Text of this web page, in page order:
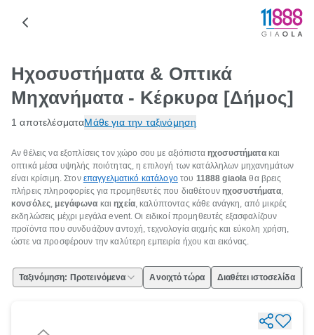
Ηχοσυστήματα & Οπτικά
Μηχανήματα - Κέρκυρα [Δήμος]
1 αποτελέσματαΜάθε για την ταξινόμηση
Αν θέλεις να εξοπλίσεις τον χώρο σου με αξιόπιστα ηχοσυστήματακαι
οπτικά μέσα υψηλής ποιότητας, η επιλογή των κατάλληλων μηχανημάτων
είναι κρίσιμη. Στον επαγγελματικό κατάλογοτου 11888giaola θα βρεις
πλήρεις πληροφορίες για προμηθευτές που διαθέτουνηχοσυστήματα,
κονσόλες, μεγάφωνα καιηχεία, καλύπτοντας κάθε ανάγκη, από μικρές
εκδηλώσεις μέχρι μεγάλα event. Οι ειδικοί προμηθευτές εξασφαλίζουν
προϊόντα που συνδυάζουν αντοχή, τεχνολογία αιχμής και εύκολη χρήση,
ώστε να προσφέρουν την καλύτερη εμπειρία ήχου και εικόνας.
Ταξινόμηση: Προτεινόμενα Ανοιχτό τώρα Διαθέτει ιστοσελίδα